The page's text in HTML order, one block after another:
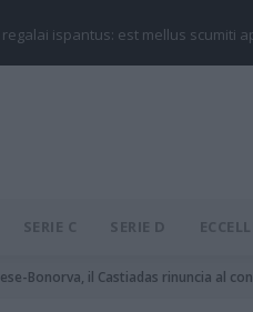
regalai ispantus: est mellus scumiti
SERIE C SERIE D
Bonorva, il Castiadas rinuncia al